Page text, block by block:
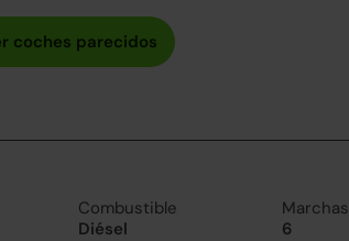
Combustible
Diésel
Marchas
6